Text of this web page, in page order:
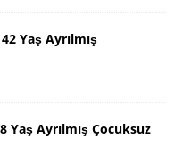
Yaş Ayrılmış
Yaş Ayrılmış Çocuksuz